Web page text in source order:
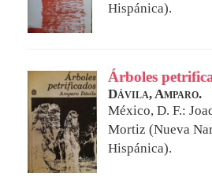
Hispánica).
Árboles
Dávila, Amparo.
México, D. F.:
Mortiz (Nueva
Hispánica).